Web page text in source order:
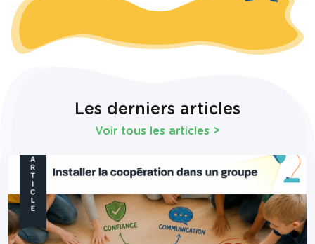
Les derniers articles
Voir tous les articles >